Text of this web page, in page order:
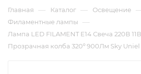
Главная — Каталог — Освещение
Филаментные лампы —
Лампа LED FILAMENT Е14 Свеча 220В
Прозрачная колба 320º 900Лм Sky Uniel